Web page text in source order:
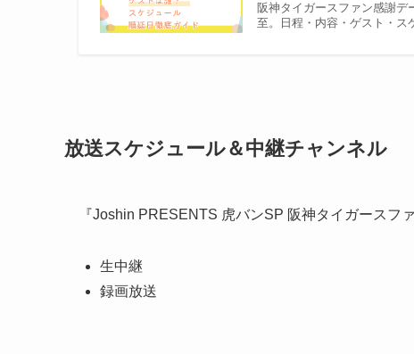
阪神タイガースファン感謝デ
至。日程・内容・ゲスト・ス
放送スケジュール＆中継チャンネル
『Joshin PRESENTS 虎バンSP 阪神タイガースフ
生中継
録画放送